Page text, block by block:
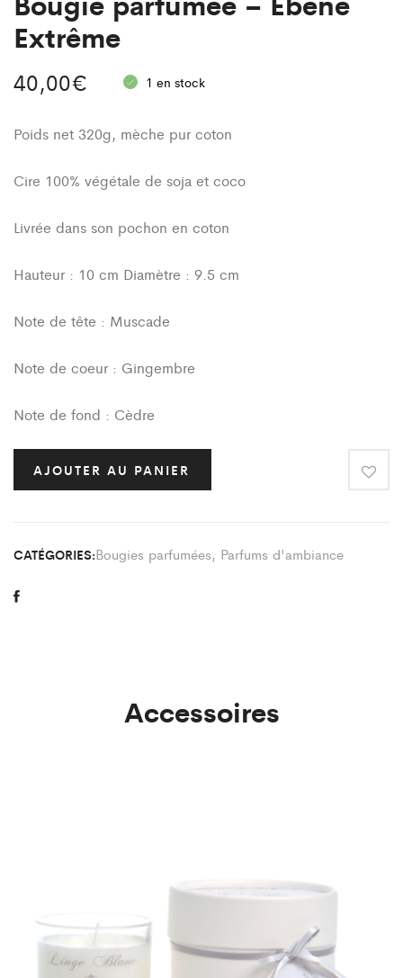
Extrême
40,00€ 1 en stock
Poids net 320g, mèche pur coton
Cire 100% végétale de soja et coco
Livrée dans son pochon en coton
Hauteur : 10 cm Diamètre : 9.5 cm
Note de tête : Muscade
Note de coeur : Gingembre
Note de fond : Cèdre
AJOUTER AU PANIER
CATÉGORIES:Bougies parfumées, Parfums d'ambiance
Accessoires